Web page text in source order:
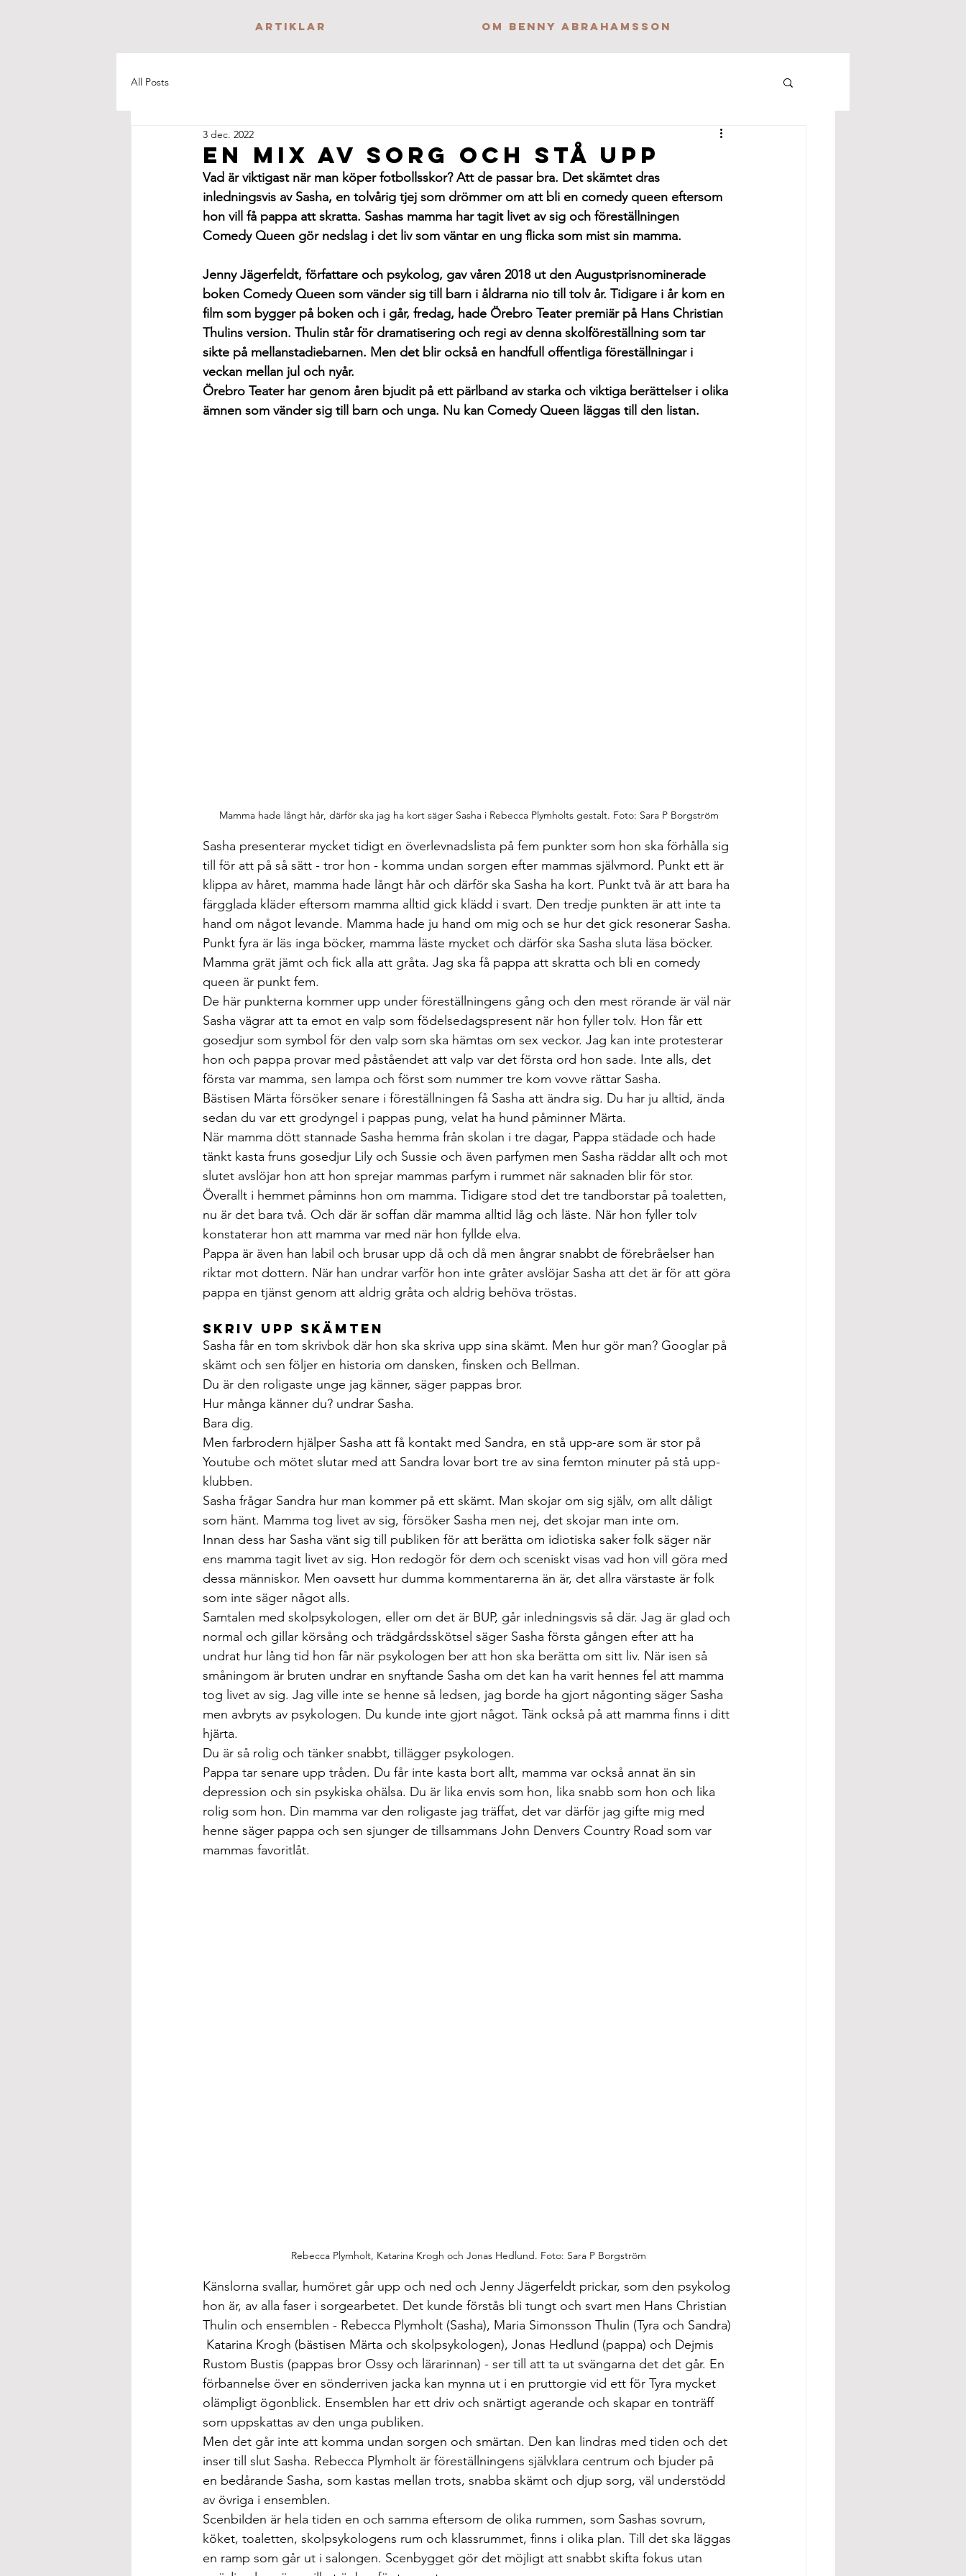
Artiklar OM BENNY ABRAHAMSSON
All Posts
En mix av sorg och stå upp
3 dec. 2022
Vad är viktigast när man köper fotbollsskor? Att de passar bra. Det skämtet dras
inledningsvis av Sasha, en tolvårig tjej som drömmer om att bli en comedy queen eftersom
hon vill få pappa att skratta. Sashas mamma har tagit livet av sig och föreställningen
Comedy Queen gör nedslag i det liv som väntar en ung flicka som mist sin mamma.
Jenny Jägerfeldt, författare och psykolog, gav våren 2018 ut den Augustprisnominerade
boken Comedy Queen som vänder sig till barn i åldrarna nio till tolv år. Tidigare i år kom en
film som bygger på boken och i går, fredag, hade Örebro Teater premiär på Hans Christian
Thulins version. Thulin står för dramatisering och regi av denna skolföreställning som tar
sikte på mellanstadiebarnen. Men det blir också en handfull offentliga föreställningar i
veckan mellan jul och nyår.
Örebro Teater har genom åren bjudit på ett pärlband av starka och viktiga berättelser i olika
ämnen som vänder sig till barn och unga. Nu kan Comedy Queen läggas till den listan.
Mamma hade långt hår, därför ska jag ha kort säger Sasha i Rebecca Plymholts gestalt. Foto: Sara P Borgström
Sasha presenterar mycket tidigt en överlevnadslista på fem punkter som hon ska förhålla sig
till för att på så sätt - tror hon - komma undan sorgen efter mammas självmord. Punkt ett är
klippa av håret, mamma hade långt hår och därför ska Sasha ha kort. Punkt två är att bara ha
färgglada kläder eftersom mamma alltid gick klädd i svart. Den tredje punkten är att inte ta
hand om något levande. Mamma hade ju hand om mig och se hur det gick resonerar Sasha.
Punkt fyra är läs inga böcker, mamma läste mycket och därför ska Sasha sluta läsa böcker.
Mamma grät jämt och fick alla att gråta. Jag ska få pappa att skratta och bli en comedy
queen är punkt fem.
De här punkterna kommer upp under föreställningens gång och den mest rörande är väl när
Sasha vägrar att ta emot en valp som födelsedagspresent när hon fyller tolv. Hon får ett
gosedjur som symbol för den valp som ska hämtas om sex veckor. Jag kan inte protesterar
hon och pappa provar med påståendet att valp var det första ord hon sade. Inte alls, det
första var mamma, sen lampa och först som nummer tre kom vovve rättar Sasha.
Bästisen Märta försöker senare i föreställningen få Sasha att ändra sig. Du har ju alltid, ända
sedan du var ett grodyngel i pappas pung, velat ha hund påminner Märta.
När mamma dött stannade Sasha hemma från skolan i tre dagar, Pappa städade och hade
tänkt kasta fruns gosedjur Lily och Sussie och även parfymen men Sasha räddar allt och mot
slutet avslöjar hon att hon sprejar mammas parfym i rummet när saknaden blir för stor.
Överallt i hemmet påminns hon om mamma. Tidigare stod det tre tandborstar på toaletten,
nu är det bara två. Och där är soffan där mamma alltid låg och läste. När hon fyller tolv
konstaterar hon att mamma var med när hon fyllde elva.
Pappa är även han labil och brusar upp då och då men ångrar snabbt de förebråelser han
riktar mot dottern. När han undrar varför hon inte gråter avslöjar Sasha att det är för att göra
pappa en tjänst genom att aldrig gråta och aldrig behöva tröstas.
Skriv upp skämten
Sasha får en tom skrivbok där hon ska skriva upp sina skämt. Men hur gör man? Googlar på
skämt och sen följer en historia om dansken, finsken och Bellman.
Du är den roligaste unge jag känner, säger pappas bror.
Hur många känner du? undrar Sasha.
Bara dig.
Men farbrodern hjälper Sasha att få kontakt med Sandra, en stå upp-are som är stor på
Youtube och mötet slutar med att Sandra lovar bort tre av sina femton minuter på stå upp-
klubben.
Sasha frågar Sandra hur man kommer på ett skämt. Man skojar om sig själv, om allt dåligt
som hänt. Mamma tog livet av sig, försöker Sasha men nej, det skojar man inte om.
Innan dess har Sasha vänt sig till publiken för att berätta om idiotiska saker folk säger när
ens mamma tagit livet av sig. Hon redogör för dem och sceniskt visas vad hon vill göra med
dessa människor. Men oavsett hur dumma kommentarerna än är, det allra värstaste är folk
som inte säger något alls.
Samtalen med skolpsykologen, eller om det är BUP, går inledningsvis så där. Jag är glad och
normal och gillar körsång och trädgårdsskötsel säger Sasha första gången efter att ha
undrat hur lång tid hon får när psykologen ber att hon ska berätta om sitt liv. När isen så
småningom är bruten undrar en snyftande Sasha om det kan ha varit hennes fel att mamma
tog livet av sig. Jag ville inte se henne så ledsen, jag borde ha gjort någonting säger Sasha
men avbryts av psykologen. Du kunde inte gjort något. Tänk också på att mamma finns i ditt
hjärta.
Du är så rolig och tänker snabbt, tillägger psykologen.
Pappa tar senare upp tråden. Du får inte kasta bort allt, mamma var också annat än sin
depression och sin psykiska ohälsa. Du är lika envis som hon, lika snabb som hon och lika
rolig som hon. Din mamma var den roligaste jag träffat, det var därför jag gifte mig med
henne säger pappa och sen sjunger de tillsammans John Denvers Country Road som var
mammas favoritlåt.
Rebecca Plymholt, Katarina Krogh och Jonas Hedlund. Foto: Sara P Borgström
Känslorna svallar, humöret går upp och ned och Jenny Jägerfeldt prickar, som den psykolog
hon är, av alla faser i sorgearbetet. Det kunde förstås bli tungt och svart men Hans Christian
Thulin och ensemblen - Rebecca Plymholt (Sasha), Maria Simonsson Thulin (Tyra och Sandra)
Katarina Krogh (bästisen Märta och skolpsykologen), Jonas Hedlund (pappa) och Dejmis
Rustom Bustis (pappas bror Ossy och lärarinnan) - ser till att ta ut svängarna det det går. En
förbannelse över en sönderriven jacka kan mynna ut i en pruttorgie vid ett för Tyra mycket
olämpligt ögonblick. Ensemblen har ett driv och snärtigt agerande och skapar en tonträff
som uppskattas av den unga publiken.
Men det går inte att komma undan sorgen och smärtan. Den kan lindras med tiden och det
inser till slut Sasha. Rebecca Plymholt är föreställningens självklara centrum och bjuder på
en bedårande Sasha, som kastas mellan trots, snabba skämt och djup sorg, väl understödd
av övriga i ensemblen.
Scenbilden är hela tiden en och samma eftersom de olika rummen, som Sashas sovrum,
köket, toaletten, skolpsykologens rum och klassrummet, finns i olika plan. Till det ska läggas
en ramp som går ut i salongen. Scenbygget gör det möjligt att snabbt skifta fokus utan